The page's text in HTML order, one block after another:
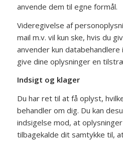
anvende dem til egne formål.
Videregivelse af
mail m.v. vil kun ske, hvis du
anvender kun databehandlere
give dine oplysninger en
Indsigt og klager
Du har ret til at få oplyst,
behandler om dig. Du kan
indsigelse mod, at
tilbagekalde dit samtykke til,